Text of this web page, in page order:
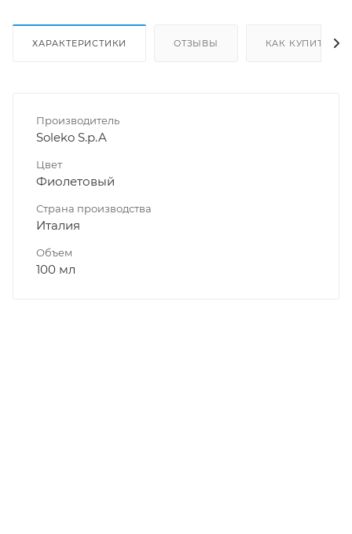
ХАРАКТЕРИСТИКИ ОТЗЫВЫ КАК КУПИТЬ
Производитель
Soleko S.p.A
Цвет
Фиолетовый
Страна производства
Италия
Объем
100 мл